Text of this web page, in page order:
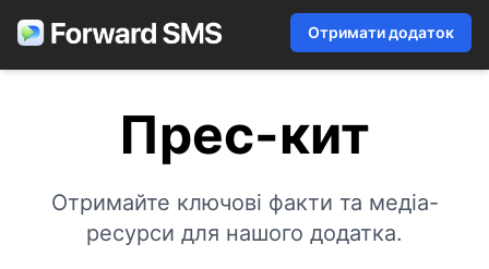
Отримати додаток
Прес-кит
Отримайте ключові факти та медіа-
ресурси для нашого додатка.